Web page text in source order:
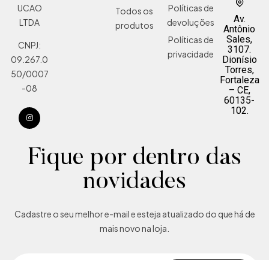
UCAO
LTDA
CNPJ:
09.267.0
50/0007
-08
Todos os
produtos
Políticas de
devoluções
Políticas de
privacidade
Av.
Antônio
Sales,
3107.
Dionísio
Torres,
Fortaleza
– CE,
60135-
102.
Fique por dentro das
novidades
Cadastre o seu melhor e-mail e esteja atualizado do que há de
mais novo na loja.